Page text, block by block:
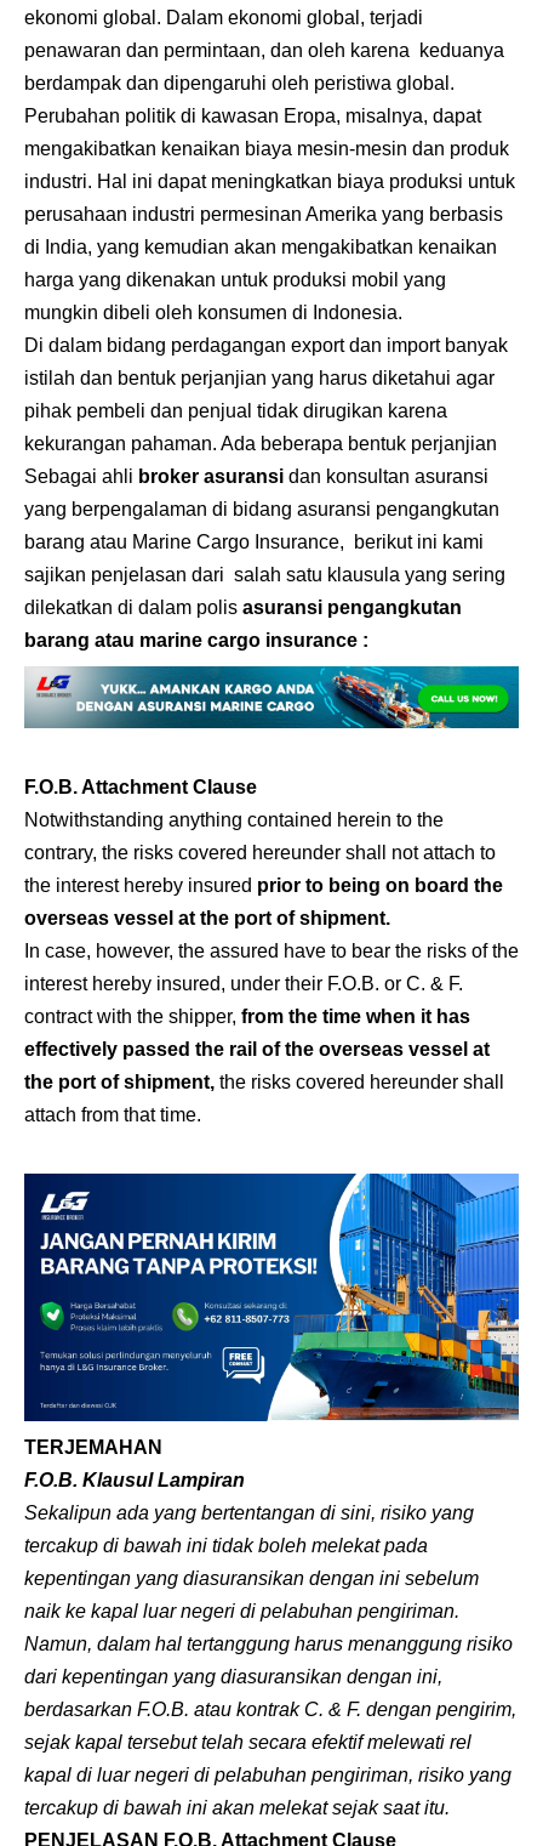
ekonomi global. Dalam ekonomi global, terjadi
penawaran dan permintaan, dan oleh karena keduanya
berdampak dan dipengaruhi oleh peristiwa global.
Perubahan politik di kawasan Eropa, misalnya, dapat
mengakibatkan kenaikan biaya mesin-mesin dan produk
industri. Hal ini dapat meningkatkan biaya produksi untuk
perusahaan industri permesinan Amerika yang berbasis
di India, yang kemudian akan mengakibatkan kenaikan
harga yang dikenakan untuk produksi mobil yang
mungkin dibeli oleh konsumen di Indonesia.
Di dalam bidang perdagangan export dan import banyak
istilah dan bentuk perjanjian yang harus diketahui agar
pihak pembeli dan penjual tidak dirugikan karena
kekurangan pahaman. Ada beberapa bentuk perjanjian
Sebagai ahli broker asuransi dan konsultan asuransi
yang berpengalaman di bidang asuransi pengangkutan
barang atau Marine Cargo Insurance, berikut ini kami
sajikan penjelasan dari salah satu klausula yang sering
dilekatkan di dalam polis asuransi pengangkutan
barang atau marine cargo insurance :
F.O.B. Attachment Clause
Notwithstanding anything contained herein to the
contrary, the risks covered hereunder shall not attach to
the interest hereby insured prior to being on board the
overseas vessel at the port of shipment.
In case, however, the assured have to bear the risks of the
interest hereby insured, under their F.O.B. or C. & F.
contract with the shipper, from the time when it has
effectively passed the rail of the overseas vessel at
the port of shipment, the risks covered hereunder shall
attach from that time.
TERJEMAHAN
F.O.B. Klausul Lampiran
Sekalipun ada yang bertentangan di sini, risiko yang
tercakup di bawah ini tidak boleh melekat pada
kepentingan yang diasuransikan dengan ini sebelum
naik ke kapal luar negeri di pelabuhan pengiriman.
Namun, dalam hal tertanggung harus menanggung risiko
dari kepentingan yang diasuransikan dengan ini,
berdasarkan F.O.B. atau kontrak C. & F. dengan pengirim,
sejak kapal tersebut telah secara efektif melewati rel
kapal di luar negeri di pelabuhan pengiriman, risiko yang
tercakup di bawah ini akan melekat sejak saat itu.
PENJELASAN F.O.B. Attachment Clause